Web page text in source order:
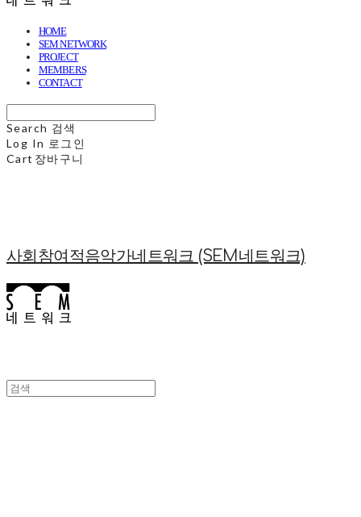
HOME
SEM NETWORK
PROJECT
MEMBERS
CONTACT
Search 검색
Log In 로그인
Cart 장바구니
사회참여적음악가네트워크 (SEM네트워크)